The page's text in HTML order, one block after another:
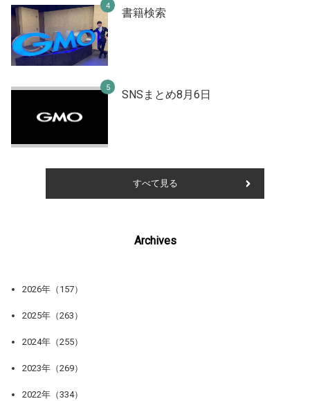
書籍検索
SNSまとめ8月6日
すべて見る
Archives
2026年（157）
2025年（263）
2024年（255）
2023年（269）
2022年（334）